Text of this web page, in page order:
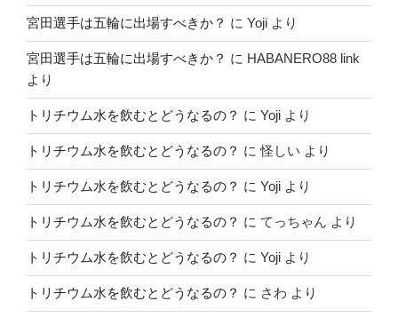
宮田選手は五輪に出場すべきか？ に Yoji より
宮田選手は五輪に出場すべきか？ に HABANERO88 link
より
トリチウム水を飲むとどうなるの？ に Yoji より
トリチウム水を飲むとどうなるの？ に怪しい より
トリチウム水を飲むとどうなるの？ に Yoji より
トリチウム水を飲むとどうなるの？ に てっちゃん より
トリチウム水を飲むとどうなるの？ に Yoji より
トリチウム水を飲むとどうなるの？ に さわ より